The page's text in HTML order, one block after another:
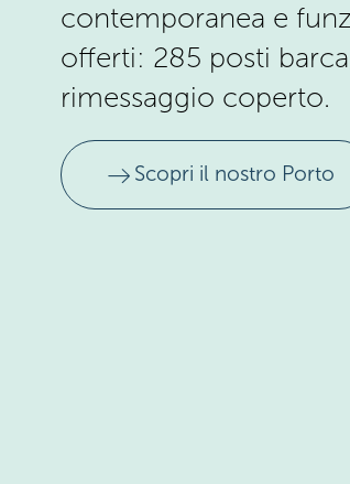
contemporanea e
offerti: 285 posti
rimessaggio coperto.
east Scopri il nostro Porto